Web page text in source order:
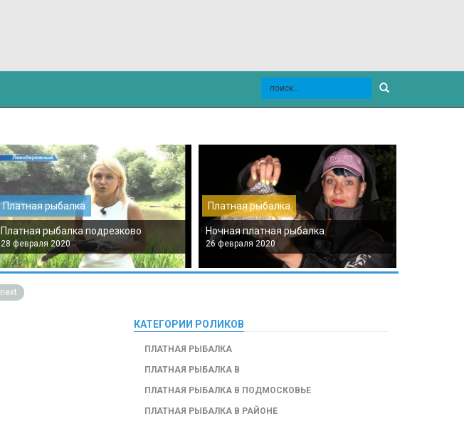
Платная рыбалка
Платная рыбалка подрезково
28 февраля 2020
Платная рыбалка
Ночная платная рыбалка
26 февраля 2020
next
КАТЕГОРИИ РОЛИКОВ
ПЛАТНАЯ РЫБАЛКА
ПЛАТНАЯ РЫБАЛКА В
ПЛАТНАЯ РЫБАЛКА В ПОДМОСКОВЬЕ
ПЛАТНАЯ РЫБАЛКА В РАЙОНЕ